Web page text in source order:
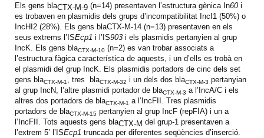
Els gens blaCTX-M-9 (n=14) presentaven l’estructura gènica In60i
es trobaven en plasmidis dels grups d’incompatibilitat IncI1 (50%) o
IncHI2 (28%). Els gens blaCTX-M-14 (n=13) presentaven en els
seus extrems l’ISEcp1 i l’IS903 i els plasmidis pertanyien al grup
IncK. Els gens blaCTX-M-10 (n=2) es van trobar associats a
l’estructura fàgica característica de aquests, i un d’ells es trobà en
el plasmidi del grup IncK. Els plasmidis portadors de cinc dels set
gens blaCTX-M-1 , tres blaCTX-M-32 i un dels dos blaCTX-M-3 pertanyian
al grup IncN, l’altre plasmidi portador de blaCTX-M-3 a l’IncA/C i els
altres dos portadors de blaCTX-M-1 a l’IncFII. Tres plasmidis
portadors de blaCTX-M-15 pertanyien al grup IncF (repFIA) i un a
l’IncFII. Tots aquests gens blaCTX-M del grup-1 presentaven a
l’extrem 5’ l’ISEcp1 truncada per diferentes seqüències d’inserció.